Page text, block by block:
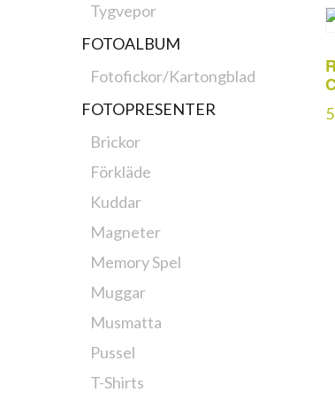
Tygvepor
FOTOALBUM
Fotofickor/Kartongblad
FOTOPRESENTER
Brickor
Förkläde
Kuddar
Magneter
Memory Spel
Muggar
Musmatta
Pussel
T-Shirts